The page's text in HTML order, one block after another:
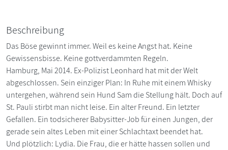
Beschreibung
Das Böse gewinnt immer. Weil es keine Angst hat. Keine
Gewissensbisse. Keine gottverdammten Regeln.
Hamburg, Mai 2014. Ex-Polizist Leonhard hat mit der Welt
abgeschlossen. Sein einziger Plan: In Ruhe mit einem Whisky
untergehen, während sein Hund Sam die Stellung hält. Doch auf
St. Pauli stirbt man nicht leise. Ein alter Freund. Ein letzter
Gefallen. Ein todsicherer Babysitter-Job für einen Jungen, der
gerade sein altes Leben mit einer Schlachtaxt beendet hat.
Und plötzlich: Lydia. Die Frau, die er hätte hassen sollen und